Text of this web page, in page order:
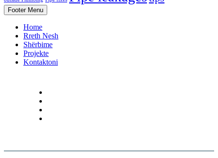
Footer Menu
Home
Rreth Nesh
Shërbime
Projekte
Kontaktoni